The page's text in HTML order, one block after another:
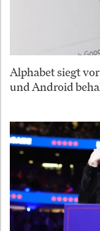
Alphabet siegt
und Android